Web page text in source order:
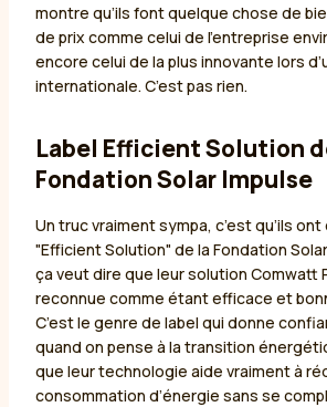
montre qu’ils font quelque chose de
de prix comme celui de l’entreprise
encore celui de la plus innovante lors
internationale. C’est pas rien.
Label Efficient Solution
Fondation Solar Impulse
Un truc vraiment sympa, c’est qu’ils
"Efficient Solution" de la Fondation
ça veut dire que leur solution Comwatt
reconnue comme étant efficace et
C’est le genre de label qui donne
quand on pense à la transition
que leur technologie aide vraiment à
consommation d’énergie sans se